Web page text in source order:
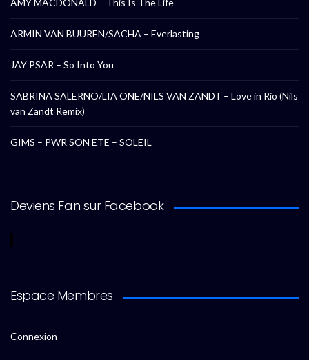
AMY MACDONALD – This Is The Life
ARMIN VAN BUUREN/SACHA – Everlasting
JAY PSAR – So Into You
SABRINA SALERNO/LIA ONE/NILS VAN ZANDT – Love in Rio (Nils
van Zandt Remix)
GIMS – PWR SON ETE – SOLEIL
Deviens Fan sur Facebook
Espace Membres
Connexion